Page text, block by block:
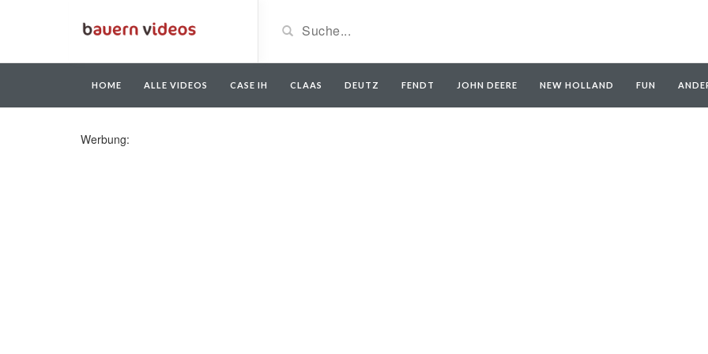
HOME ALLE VIDEOS CASE IH CLAAS DEUTZ FENDT JOHN DEERE NEW HOLLAND FUN
Werbung: